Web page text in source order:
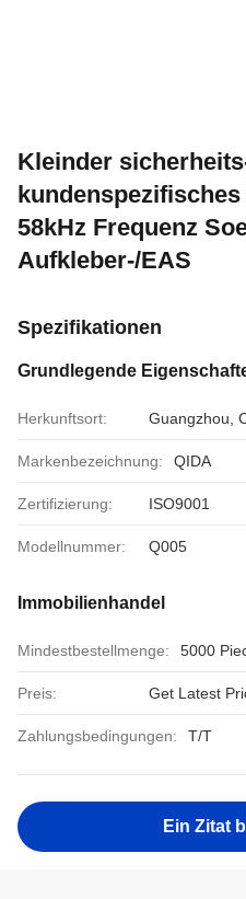
Kleinder
58kHz Frequenz
Aufkleber-/EAS
Spezifikationen
Grundlegende
Herkunftsort: Guangzhou,
Markenbezeichnung: QIDA
Zertifizierung: ISO9001
Modellnummer: Q005
Immobilienhandel
Mindestbestellmenge: 5000
Preis: Get Latest
Zahlungsbedingungen: T/T
Ein Zitat